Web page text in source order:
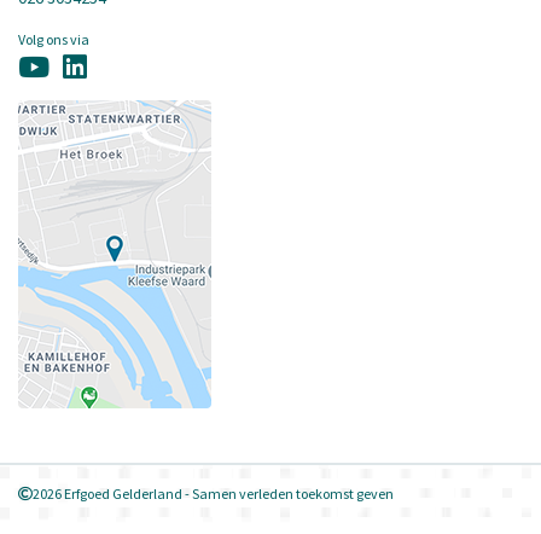
Volg ons via
2026 Erfgoed Gelderland - Samen verleden toekomst geven